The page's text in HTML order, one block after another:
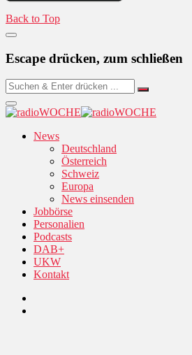
Back to Top
Escape drücken, zum schließen
News
Deutschland
Österreich
Schweiz
Europa
News einsenden
Jobbörse
Personalien
Podcasts
DAB+
UKW
Kontakt